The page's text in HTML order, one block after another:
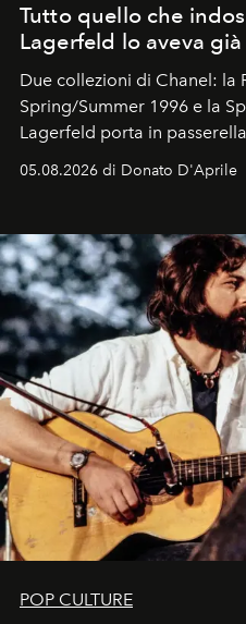
Tutto quello che
Lagerfeld lo aveva
Due collezioni di Chanel: la
Spring/Summer 1996 e la
Lagerfeld porta in
Kate, Claudia e Carla una
uno dei documenti più
05.08.2026 di Donato D'Aprile
POP CULTURE